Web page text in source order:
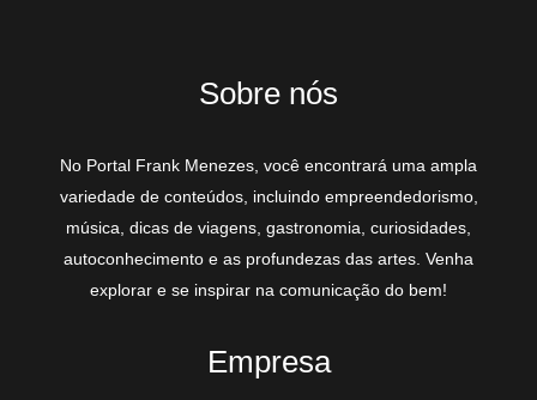
Sobre nós
No Portal Frank Menezes, você encontrará uma ampla
variedade de conteúdos, incluindo empreendedorismo,
música, dicas de viagens, gastronomia, curiosidades,
autoconhecimento e as profundezas das artes. Venha
explorar e se inspirar na comunicação do bem!
Empresa